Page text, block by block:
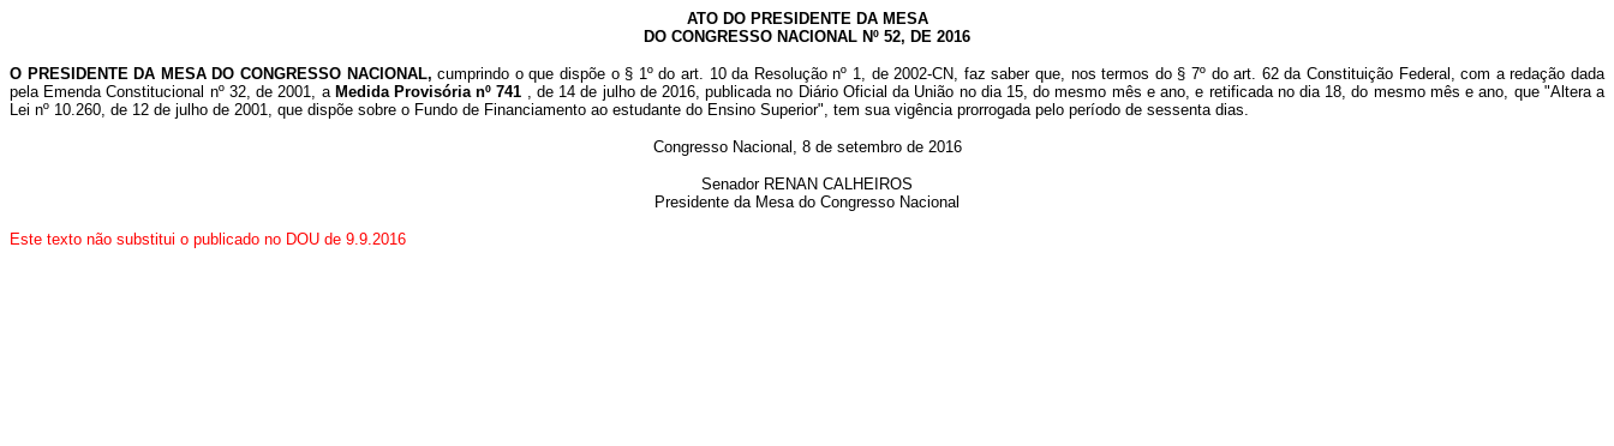
ATO DO PRESIDENTE DA MESA
DO CONGRESSO NACIONAL Nº 52, DE 2016
O PRESIDENTE DA MESA DO CONGRESSO NACIONAL,cumprindo o que dispõe o § 1º do art. 10 da Resolução nº 1, de 2002-CN, faz saber que, nos termos do § 7º do art. 62 da Constituição Federal, com a redação dada
pela Emenda Constitucional nº 32, de 2001, a Medida Provisória nº 741 , de 14 de julho de 2016, publicada no Diário Oficial da União no dia 15, do mesmo mês e ano, e retificada no dia 18, do mesmo mês e ano, que "Altera a
Lei nº 10.260, de 12 de julho de 2001, que dispõe sobre o Fundo de Financiamento ao estudante do Ensino Superior", tem sua vigência prorrogada pelo período de sessenta dias.
Congresso Nacional, 8 de setembro de 2016
Senador RENAN CALHEIROS
Presidente da Mesa do Congresso Nacional
Este texto não substitui o publicado no DOU de 9.9.2016